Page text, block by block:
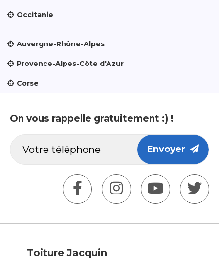
Occitanie
Auvergne-Rhône-Alpes
Provence-Alpes-Côte d'Azur
Corse
On vous rappelle gratuitement :) !
Envoyer
Toiture Jacquin